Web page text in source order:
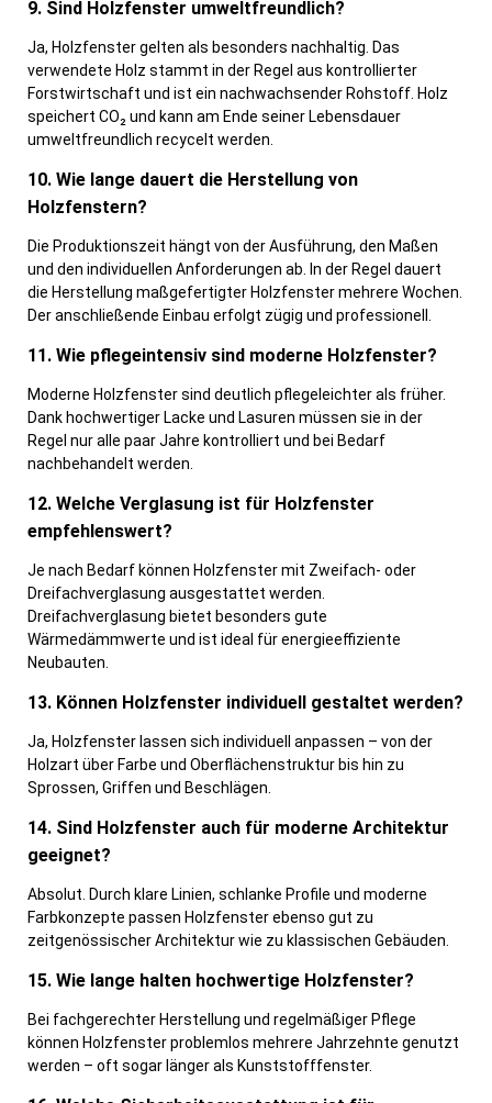
9. Sind Holzfenster umweltfreundlich?
Ja, Holzfenster gelten als besonders nachhaltig. Das
verwendete Holz stammt in der Regel aus kontrollierter
Forstwirtschaft und ist ein nachwachsender Rohstoff. Holz
speichert CO₂ und kann am Ende seiner Lebensdauer
umweltfreundlich recycelt werden.
10. Wie lange dauert die Herstellung von
Holzfenstern?
Die Produktionszeit hängt von der Ausführung, den Maßen
und den individuellen Anforderungen ab. In der Regel dauert
die Herstellung maßgefertigter Holzfenster mehrere Wochen.
Der anschließende Einbau erfolgt zügig und professionell.
11. Wie pflegeintensiv sind moderne Holzfenster?
Moderne Holzfenster sind deutlich pflegeleichter als früher.
Dank hochwertiger Lacke und Lasuren müssen sie in der
Regel nur alle paar Jahre kontrolliert und bei Bedarf
nachbehandelt werden.
12. Welche Verglasung ist für Holzfenster
empfehlenswert?
Je nach Bedarf können Holzfenster mit Zweifach- oder
Dreifachverglasung ausgestattet werden.
Dreifachverglasung bietet besonders gute
Wärmedämmwerte und ist ideal für energieeffiziente
Neubauten.
13. Können Holzfenster individuell gestaltet werden?
Ja, Holzfenster lassen sich individuell anpassen – von der
Holzart über Farbe und Oberflächenstruktur bis hin zu
Sprossen, Griffen und Beschlägen.
14. Sind Holzfenster auch für moderne Architektur
geeignet?
Absolut. Durch klare Linien, schlanke Profile und moderne
Farbkonzepte passen Holzfenster ebenso gut zu
zeitgenössischer Architektur wie zu klassischen Gebäuden.
15. Wie lange halten hochwertige Holzfenster?
Bei fachgerechter Herstellung und regelmäßiger Pflege
können Holzfenster problemlos mehrere Jahrzehnte genutzt
werden – oft sogar länger als Kunststofffenster.